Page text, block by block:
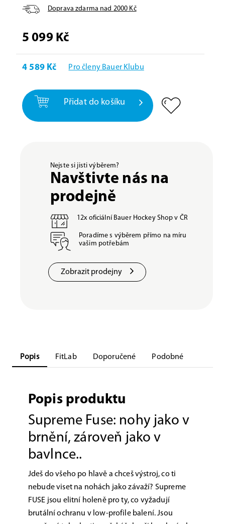
Doprava zdarma nad 2000 Kč
5 099 Kč
4 589 Kč Pro členy Bauer Klubu
Přidat do košíku
Nejste si jisti výběrem?
Navštivte nás na
prodejně
12x oficiální Bauer Hockey Shop v ČR
Poradíme s výběrem přímo na míru
vašim potřebám
Zobrazit prodejny
Popis FitLab Doporučené Podobné
Popis produktu
Supreme Fuse: nohy jako v
brnění, zároveň jako v
bavlnce..
Jdeš do všeho po hlavě a chceš výstroj, co ti
nebude viset na nohách jako závaží? Supreme
FUSE jsou elitní holeně pro ty, co vyžadují
brutální ochranu v low-profile balení. Jsou